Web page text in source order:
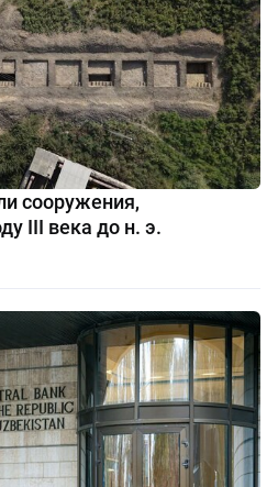
сооружения,
III века до н. э.